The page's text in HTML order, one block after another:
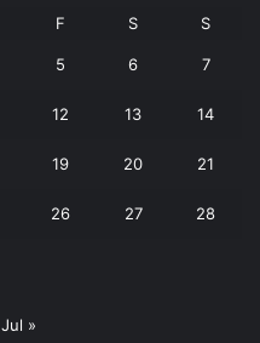
F S S
5 6 7
12 13 14
19 20 21
26 27 28
Jul »